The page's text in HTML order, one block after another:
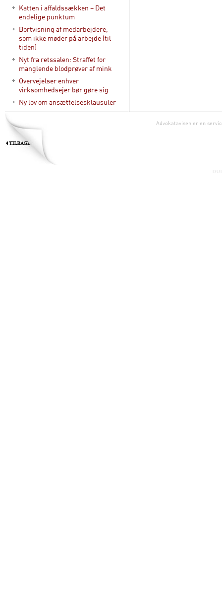
Katten i affaldssækken – Det
endelige punktum
Bortvisning af medarbejdere,
som ikke møder på arbejde (til
tiden)
Nyt fra retssalen: Straffet for
manglende blodprøver af mink
Overvejelser enhver
virksomhedsejer bør gøre sig
Ny lov om ansættelsesklausuler
Advokatavisen er en